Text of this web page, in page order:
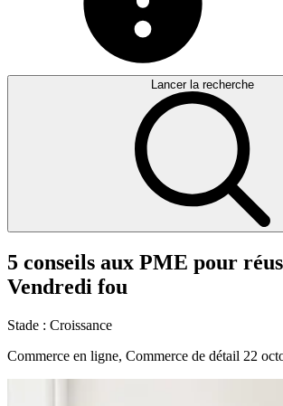
Lancer la recherche
5 conseils aux PME pour
Vendredi fou
Stade : Croissance
Commerce en ligne, Commerce de détail 22